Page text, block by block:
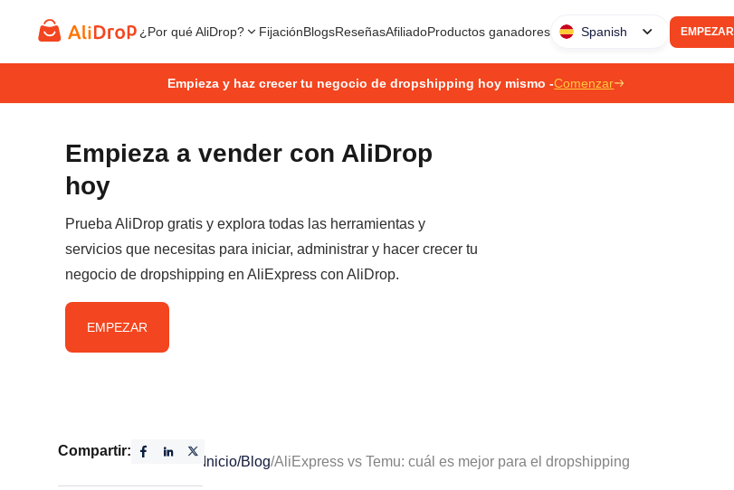
¿Por qué AliDrop? FijaciónBlogsReseñasAfiliadoProductos ganadores Spanish EMPEZAR
Empieza y haz crecer tu negocio de dropshipping hoy mismo -Comenzar
Empieza a vender con AliDrop
hoy
Prueba AliDrop gratis y explora todas las herramientas y
servicios que necesitas para iniciar, administrar y hacer crecer tu
negocio de dropshipping en AliExpress con AliDrop.
EMPEZAR
Compartir:
Inicio/Blog/AliExpress vs Temu: cuál es mejor para el dropshipping